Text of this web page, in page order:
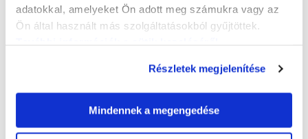
adatokkal, amelyeket Ön adott meg számukra vagy az
Ön által használt más szolgáltatásokból gyűjtöttek.
Részletek megjelenítése
Mindennek a megengedése
2026.04.24
Pezsgés és szenvedély
A 2025/26-os évad ismertetése a Győri Nemzeti